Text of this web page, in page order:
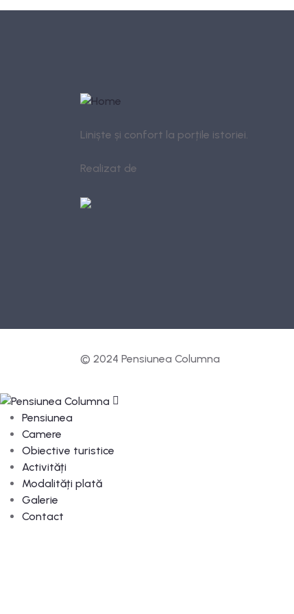
Liniște și confort la porțile istoriei.
Realizat de
© 2024 Pensiunea Columna
Pensiunea
Camere
Obiective turistice
Activități
Modalități plată
Galerie
Contact